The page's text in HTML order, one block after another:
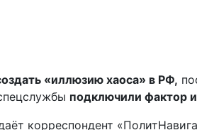
«иллюзию хаоса» в РФ,
подключили фактор
корреспондент